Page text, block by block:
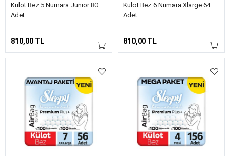
Külot Bez 5 Numara Junior 80
Adet
810,00 TL
Külot Bez 6 Numara Xlarge 64
Adet
810,00 TL